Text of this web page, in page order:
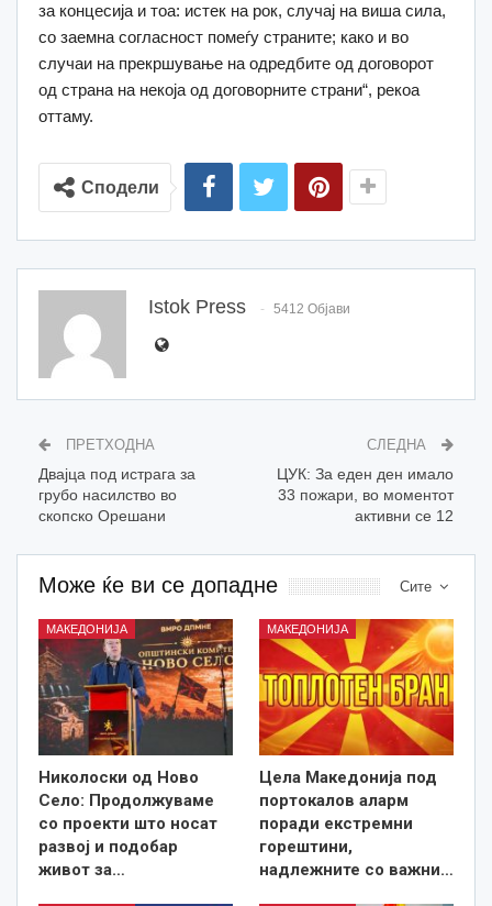
за концесија и тоа: истек на рок, случај на виша сила,
со заемна согласност помеѓу страните; како и во
случаи на прекршување на одредбите од договорот
од страна на некоја од договорните страни“, рекоа
оттаму.
Сподели
Istok Press 5412 Објави
ПРЕТХОДНА
Двајца под истрага за
грубо насилство во
скопско Орешани
СЛЕДНА
ЦУК: За еден ден имало
33 пожари, во моментот
активни се 12
Сите
Може ќе ви се допадне
МАКЕДОНИЈА
Николоски од Ново
Село: Продолжуваме
со проекти што носат
развој и подобар
живот за…
МАКЕДОНИЈА
Цела Македонија под
портокалов аларм
поради екстремни
горештини,
надлежните со важни…